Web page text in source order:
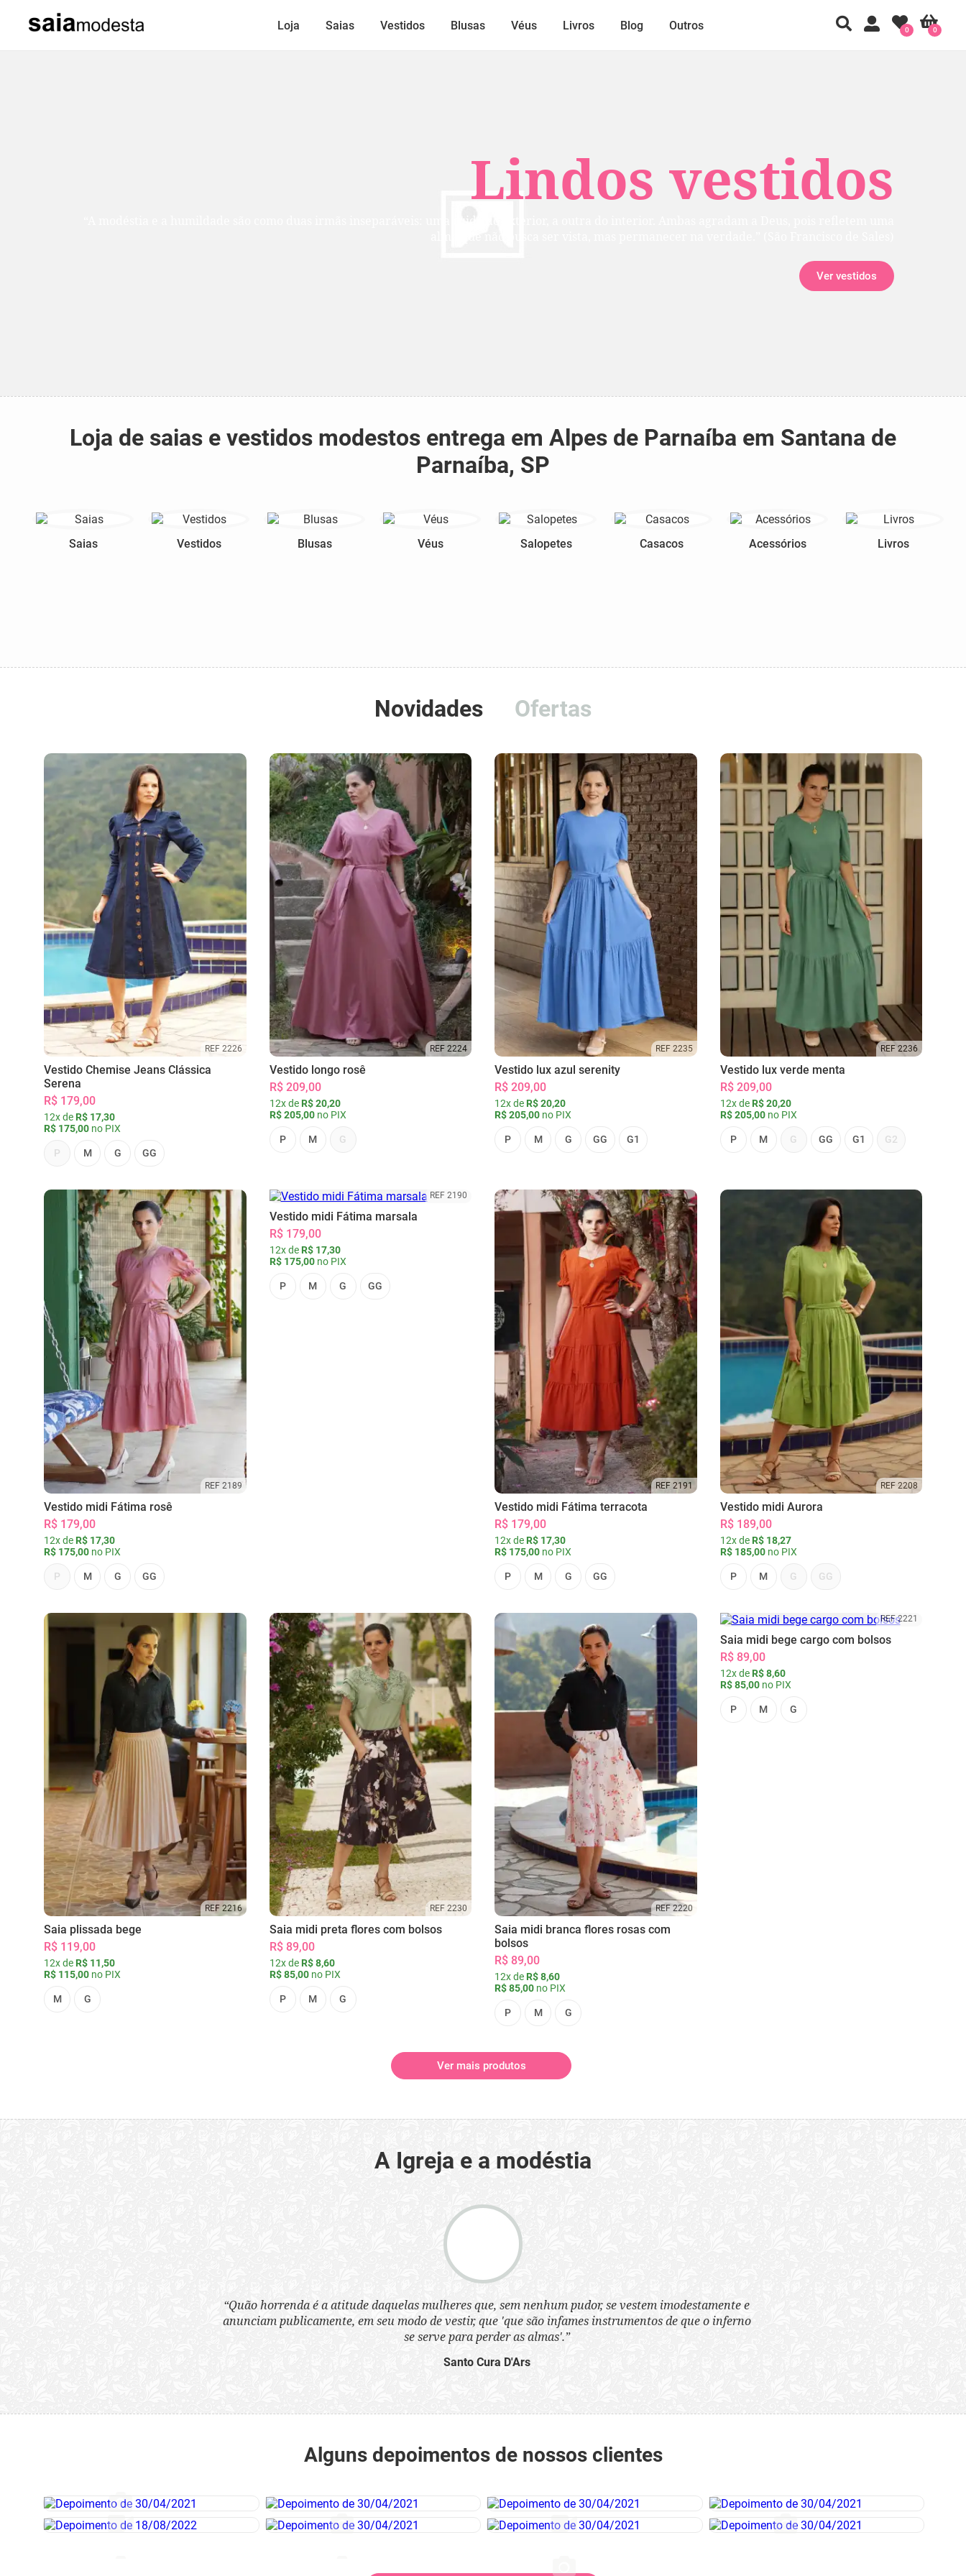
Lindos vestidos
Ver vestidos
Loja Saias Vestidos Blusas Véus Livros Blog Outros 0
0
Loja de saias e vestidos modestos entrega em Alpes de Parnaíba em Santana de
Parnaíba, SP
Saias Vestidos Blusas Véus Salopetes Casacos Acessórios Livros
Novidades Ofertas
REF 2226
Vestido Chemise Jeans Clássica
Serena
R$ 179,00
12x de R$ 17,30
R$ 175,00 no PIX
P M G GG
REF 2224
Vestido longo rosê
R$ 209,00
12x de R$ 20,20
R$ 205,00no PIX
P M G
REF 2235
Vestido lux azul serenity
R$ 209,00
12x de R$ 20,20
R$ 205,00 no PIX
P M G GG G1
REF 2236
Vestido lux verde menta
R$ 209,00
12x de R$ 20,20
R$ 205,00no PIX
P M G GG G1 G2
REF 2189
Vestido midi Fátima rosê
R$ 179,00
12x de R$ 17,30
R$ 175,00 no PIX
P M G GG
REF 2190
Vestido midi Fátima marsala
R$ 179,00
12x de R$ 17,30
R$ 175,00no PIX
P M G GG
REF 2191
Vestido midi Fátima terracota
R$ 179,00
12x de R$ 17,30
R$ 175,00 no PIX
P M G GG
REF 2208
Vestido midi Aurora
R$ 189,00
12x de R$ 18,27
R$ 185,00no PIX
P M G GG
REF 2216
Saia plissada bege
R$ 119,00
12x de R$ 11,50
R$ 115,00 no PIX
M G
REF 2230
Saia midi preta flores com bolsos
R$ 89,00
12x de R$ 8,60
R$ 85,00no PIX
P M G
REF 2220
Saia midi branca flores rosas com
bolsos
R$ 89,00
12x de R$ 8,60
R$ 85,00 no PIX
P M G
REF 2221
Saia midi bege cargo com bolsos
R$ 89,00
12x de R$ 8,60
R$ 85,00no PIX
P M G
Ver mais produtos
A Igreja e a modéstia
“Quão horrenda é a atitude daquelas mulheres que, sem nenhum pudor, se vestem imodestamente e
anunciam publicamente, em seu modo de vestir, que 'que são infames instrumentos de que o inferno
se serve para perder as almas'.”
Santo Cura D'Ars
Alguns depoimentos de nossos clientes